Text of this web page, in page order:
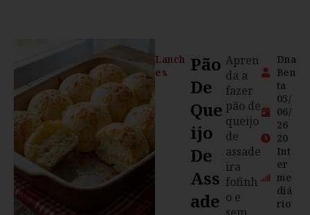
Lanch
es
Pão
De
Que
Ijo
De
Ass
Ade
Apren
da a
fazer
pão de
queijo
de
assade
ira
fofinh
o e
Dna
Ben
ta
05/
06/
26
20
Int
er
me
diá
rio